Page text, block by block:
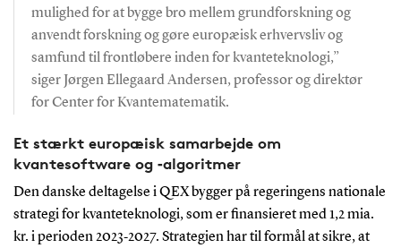
mulighed for at bygge bro mellem grundforskning og
anvendt forskning og gøre europæisk erhvervsliv og
samfund til frontløbere inden for kvanteteknologi,”
siger Jørgen Ellegaard Andersen, professor og direktør
for Center for Kvantematematik.
Et stærkt europæisk samarbejde om
kvantesoftware og ‑algoritmer
Den danske deltagelse i QEX bygger på regeringens nationale
strategi for kvanteteknologi, som er finansieret med 1,2 mia.
kr. i perioden 2023‑2027. Strategien har til formål at sikre, at